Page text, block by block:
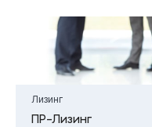
Лизинг
ПР-Лизинг